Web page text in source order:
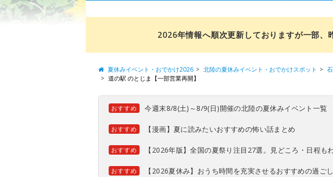
2026年情報へ順次更新しておりますが一部、
夏休みイベント・おでかけ2026 北陸の夏休みイベント・おでかけスポット
道の駅 のとじま【一部営業再開】
おすすめ 今週末8/8(土)～8/9(日)開催の北陸の夏休みイベント一覧
おすすめ 【漫画】夏に読みたいおすすめの怖い話まとめ
おすすめ 【2026年版】全国の夏祭り注目27選。見どころ・日程も
おすすめ 【2026夏休み】おうち時間を充実させるおすすめの過ご